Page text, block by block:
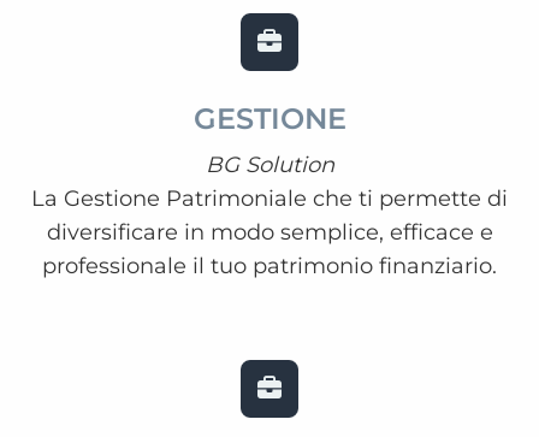
GESTIONE
BG Solution
La Gestione Patrimoniale che ti permette di
diversificare in modo semplice, efficace e
professionale il tuo patrimonio finanziario.